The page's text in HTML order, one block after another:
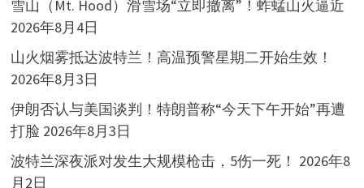
雪山（Mt. Hood）滑雪场“立即撤离”！蚱蜢山火逼近
2026年8月4日
山火烟雾抵达波特兰！高温预警星期二开始生效！
2026年8月3日
伊朗否认与美国谈判！特朗普称“今天下午开始”再遭
打脸 2026年8月3日
波特兰深夜派对发生大规模枪击，5伤一死！ 2026年8
月2日